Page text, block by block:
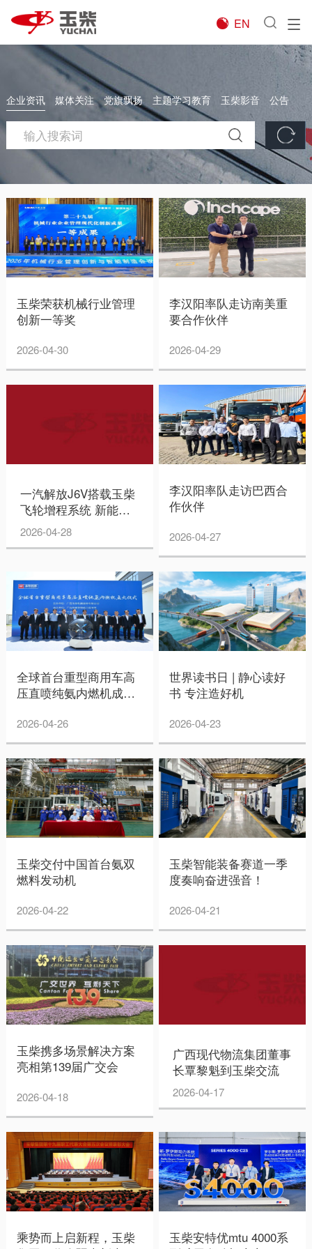

EN
企业资讯 媒体关注 党旗飘扬 主题学习教育 玉柴影音 公告
玉柴荣获机械行业管理
创新一等奖
2026-04-30
李汉阳率队走访南美重
要合作伙伴
2026-04-29
一汽解放J6V搭载玉柴
飞轮增程系统 新能源
重卡高效运营再添新解
2026-04-28
李汉阳率队走访巴西合
作伙伴
2026-04-27
全球首台重型商用车高
压直喷纯氨内燃机成功
2026-04-26
世界读书日 | 静心读好
书 专注造好机
2026-04-23
玉柴交付中国首台氨双
燃料发动机
2026-04-22
玉柴智能装备赛道一季
度奏响奋进强音！
2026-04-21
玉柴携多场景解决方案
亮相第139届广交会
2026-04-18
广西现代物流集团董事
长覃黎魁到玉柴交流
2026-04-17
乘势而上启新程，玉柴
玉柴安特优mtu 4000系